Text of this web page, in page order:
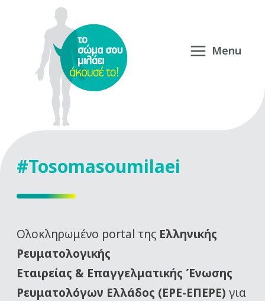
#Tosomasoumilaei
Oλοκληρωμένο portal της Ελληνικής
Ρευματολογικής
Εταιρείας & Επαγγελματικής Ένωσης
Ρευματολόγων Ελλάδος (ΕΡΕ-ΕΠΕΡΕ) για